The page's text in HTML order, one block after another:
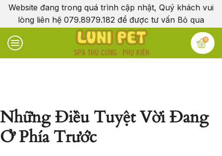
Website đang trong quá trình cập nhật, Quý khách vui
lòng liên hệ 079.8979.182 để được tư vấn Bỏ qua
0
Những Điều Tuyệt Vời Đang
Ở Phía Trước